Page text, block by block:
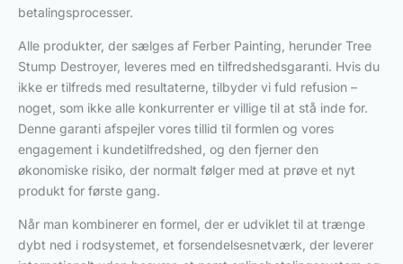
betalingsprocesser.
Alle produkter, der sælges af Ferber Painting, herunder Tree
Stump Destroyer, leveres med en tilfredshedsgaranti. Hvis du
ikke er tilfreds med resultaterne, tilbyder vi fuld refusion –
noget, som ikke alle konkurrenter er villige til at stå inde for.
Denne garanti afspejler vores tillid til formlen og vores
engagement i kundetilfredshed, og den fjerner den
økonomiske risiko, der normalt følger med at prøve et nyt
produkt for første gang.
Når man kombinerer en formel, der er udviklet til at trænge
dybt ned i rodsystemet, et forsendelsesnetværk, der leverer